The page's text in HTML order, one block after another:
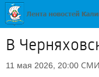
В
11 мая 2026, 20:00 СМИ